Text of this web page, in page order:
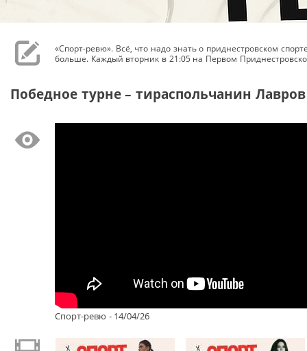
«Спорт-ревю». Всё, что надо знать о приднестровском
больше. Каждый вторник в 21:05 на Первом
Победное турне – тираспольчанин
Спорт-ревю - 14/04/26